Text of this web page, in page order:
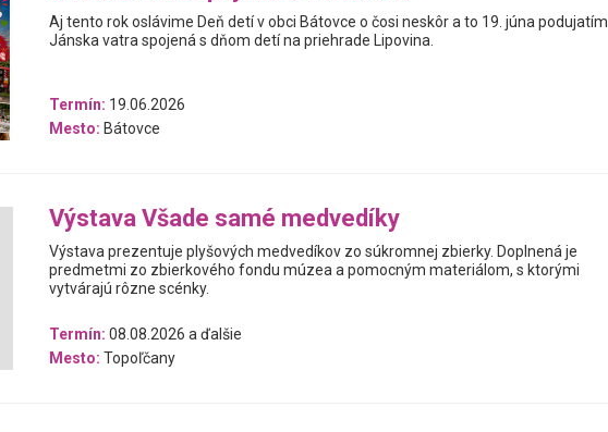
Aj tento rok oslávime Deň detí v obci Bátovce o čosi neskôr a to 19. júna podujatím
Jánska vatra spojená s dňom detí na priehrade Lipovina.
Termín: 19.06.2026
Mesto: Bátovce
Výstava Všade samé medvedíky
Výstava prezentuje plyšových medvedíkov zo súkromnej zbierky. Doplnená je
predmetmi zo zbierkového fondu múzea a pomocným materiálom, s ktorými
vytvárajú rôzne scénky.
Termín: 08.08.2026 a ďalšie
Mesto: Topoľčany